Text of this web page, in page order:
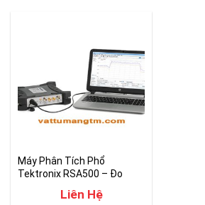
Máy Phân Tích Phổ
Tektronix RSA500 – Đo
Liên Hệ